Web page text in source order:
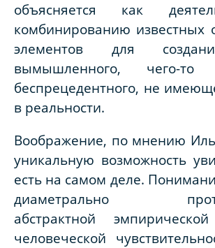
объясняется как
комбинированию известных
элементов для
вымышленного, чего-
беспрецедентного, не
в реальности.
Воображение, по мнению
уникальную возможность
есть на самом деле.
диаметрально
абстрактной
человеческой